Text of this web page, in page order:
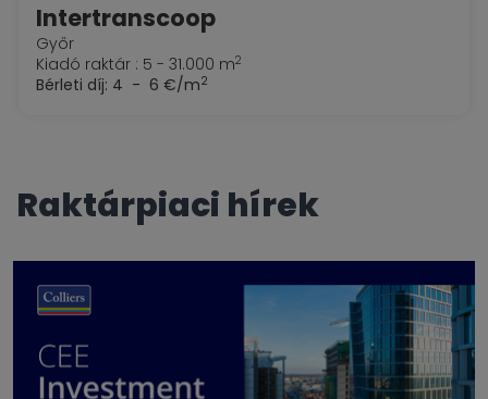
Intertranscoop
Győr
Kiadó raktár : 5 - 31.000 m2
Bérleti díj: 4 - 6 €/m2
raktárpiaci hírek